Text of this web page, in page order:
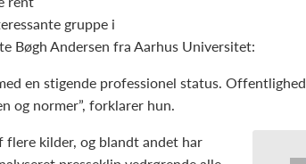
gruppe i
Bøgh Andersen fra Aarhus Universitet:
en stigende professionel status.
og normer”, forklarer hun.
kilder, og blandt andet har